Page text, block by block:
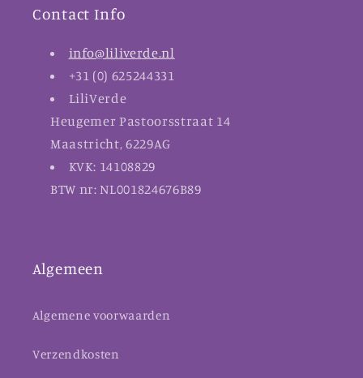
Contact Info
info@liliverde.nl
+31 (0) 625244331
LiliVerde
Heugemer Pastoorsstraat 14
Maastricht, 6229AG
KVK: 14108829
BTW nr: NL001824676B89
Algemeen
Algemene voorwaarden
Verzendkosten